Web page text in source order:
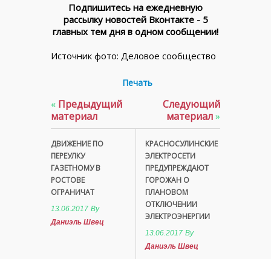
Подпишитесь на ежедневную
рассылку новостей Вконтакте - 5
главных тем дня в одном сообщении!
Источник фото: Деловое сообщество
Печать
« Предыдущий
материал
ДВИЖЕНИЕ ПО
ПЕРЕУЛКУ
ГАЗЕТНОМУ В
РОСТОВЕ
ОГРАНИЧАТ
13.06.2017 By
Даниэль Швец
Следующий
материал»
КРАСНОСУЛИНСКИЕ
ЭЛЕКТРОСЕТИ
ПРЕДУПРЕЖДАЮТ
ГОРОЖАН О
ПЛАНОВОМ
ОТКЛЮЧЕНИИ
ЭЛЕКТРОЭНЕРГИИ
13.06.2017 By
Даниэль Швец